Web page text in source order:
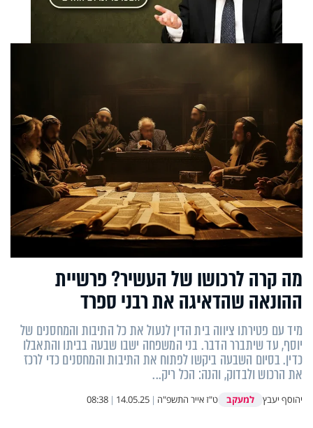
מה קרה לרכושו של העשיר? פרשיית
ההונאה שהדאיגה את רבני ספרד
מיד עם פטירתו ציווה בית הדין לנעול את כל התיבות והמחסנים של
יוסף, עד שיתברר הדבר. בני המשפחה ישבו שבעה בביתו והתאבלו
כדין. בסיום השבעה ביקשו לפתוח את התיבות והמחסנים כדי לרכז
את הרכוש ולבדוק, והנה: הכל ריק...
יהוסף יעבץ למעקב ט"ז אייר התשפ"ה |
14.05.25
|
08:38